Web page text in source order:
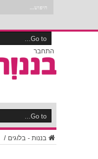
התחבר
בננות - בלוגים /